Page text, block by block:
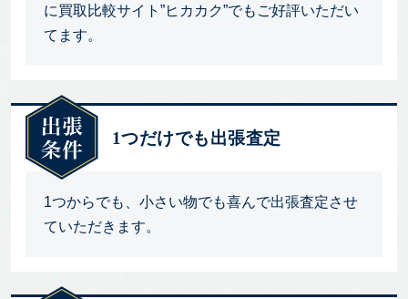
に買取比較サイト”ヒカカク”でもご好評いただい
てます。
1つだけでも出張査定
1つからでも、小さい物でも喜んで出張査定させ
ていただきます。